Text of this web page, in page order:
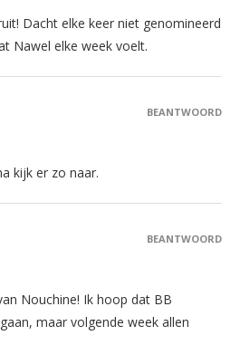
Dacht elke keer niet genomineerd
Nawel elke week voelt.
kijk er zo naar.
BEANTWOORD
Nouchine! Ik hoop dat BB
maar volgende week allen
BEANTWOORD